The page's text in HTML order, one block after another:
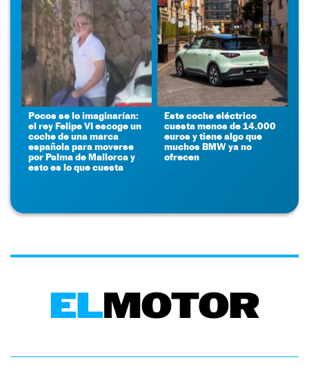
Pocos se lo imaginarían:
el rey Felipe VI escoge un
coche de una marca
española para moverse
por Palma de Mallorca y
esto es lo que cuesta
Este coche eléctrico
cuesta menos de 14.000
euros y tiene algo que
muchos BMW ya no
ofrecen